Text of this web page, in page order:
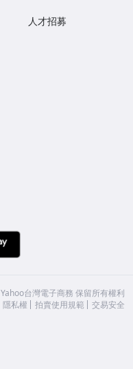
人才招募
Yahoo台灣電子商務 保留所有權利
隱私權 拍賣使用規範 交易安全